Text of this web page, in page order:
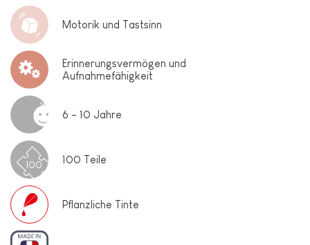
Motorik und Tastsinn
Erinnerungsvermögen und
Aufnahmefähigkeit
6 - 10 Jahre
100 100 Teile
Pflanzliche Tinte